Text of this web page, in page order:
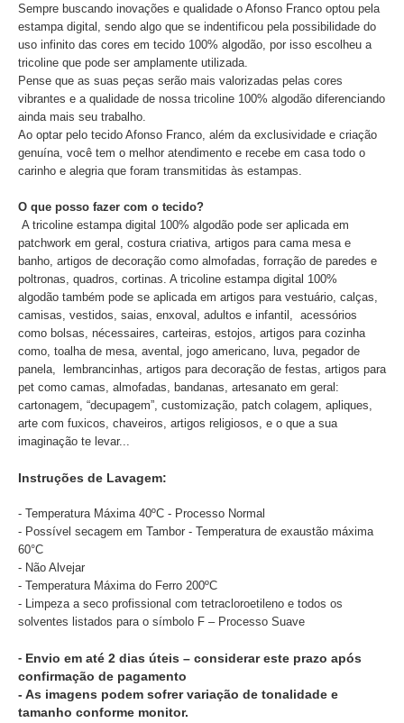
Sempre buscando inovações e qualidade o Afonso Franco optou pela
estampa digital, sendo algo que se indentificou pela possibilidade do
uso infinito das cores em tecido 100% algodão, por isso escolheu a
tricoline que pode ser amplamente utilizada.
Pense que as suas peças serão mais valorizadas pelas cores
vibrantes e a qualidade de nossa tricoline 100% algodão diferenciando
ainda mais seu trabalho.
Ao optar pelo tecido Afonso Franco, além da exclusividade e criação
genuína, você tem o melhor atendimento e recebe em casa todo o
carinho e alegria que foram transmitidas às estampas.
O que posso fazer com o tecido?
A tricoline estampa digital 100% algodão pode ser aplicada em
patchwork em geral, costura criativa, artigos para cama mesa e
banho, artigos de decoração como almofadas, forração de paredes e
poltronas, quadros, cortinas. A tricoline estampa digital 100%
algodão também pode se aplicada em artigos para vestuário, calças,
camisas, vestidos, saias, enxoval, adultos e infantil, acessórios
como bolsas, nécessaires, carteiras, estojos, artigos para cozinha
como, toalha de mesa, avental, jogo americano, luva, pegador de
panela, lembrancinhas, artigos para decoração de festas, artigos para
pet como camas, almofadas, bandanas, artesanato em geral:
cartonagem, “decupagem”, customização, patch colagem, apliques,
arte com fuxicos, chaveiros, artigos religiosos, e o que a sua
imaginação te levar...
Instruções de Lavagem:
- Temperatura Máxima 40ºC - Processo Normal
- Possível secagem em Tambor - Temperatura de exaustão máxima
60°C
- Não Alvejar
- Temperatura Máxima do Ferro 200ºC
- Limpeza a seco profissional com tetracloroetileno e todos os
solventes listados para o símbolo F – Processo Suave
- Envio em até 2 dias úteis – considerar este prazo após
confirmação de pagamento
- As imagens podem sofrer variação de tonalidade e
tamanho conforme monitor.